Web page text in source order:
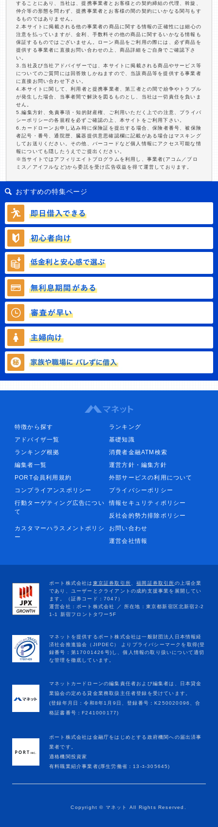
することにあり、当社は、提携事業者とお客様との契約締結の代理、斡旋、
仲介等の形態を問わず、提携事業者とお客様の間の契約にいかなる関与もす
るものではありません。
2.本サイトに掲載される他の事業者の商品に関する情報の正確性には細心の
注意を払っていますが、金利、手数料その他の商品に関するいかなる情報も
保証するものではございません。ローン商品をご利用の際には、必ず商品を
提供する事業者に直接お問い合わせの上、商品詳細をご自身でご確認下さ
い。
3.当社及び当社アドバイザーでは、本サイトに掲載される商品やサービス等
についてのご質問には回答致しかねますので、当該商品等を提供する事業者
に直接お問い合わせ下さい。
4.本サイトに関して、利用者と提携事業者、第三者との間で紛争やトラブル
が発生した場合、当事者間で解決を図るものとし、当社は一切責任を負いま
せん。
5.編集方針、免責事項・知的財産権、ご利用いただく上での注意、プライバ
シーポリシーの各規程を必ずご確認の上、本サイトをご利用下さい。
6.カードローンお申し込み時に保険証を提出する場合、保険者番号、被保険
者記号・番号、通院歴、臓器提供意思確認欄に記載がある場合はマスキング
してお送りください。その他、バーコードなど個人情報にアクセス可能な情
報についても隠したうえでご提出ください。
※当サイトではアフィリエイトプログラムを利用し、事業者(アコム／プロ
ミス／アイフルなど)から委託を受け広告収益を得て運営しております。
おすすめの特集ページ
特徴から探す
ランキング
アドバイザ一覧
基礎知識
ランキング根拠
消費者金融ATM検索
編集者一覧
運営方針・編集方針
PORT会員利用規約
外部サービスの利用について
コンプライアンスポリシー
プライバシーポリシー
行動ターゲティング広告につい
て
情報セキュリティポリシー
反社会的勢力排除ポリシー
カスタマーハラスメントポリシ
ー
お問い合わせ
運営会社情報
マネットカードローンの編集責任者および編集者は、日本貸金
業協会の定める貸金業務取扱主任者登録を受けています。
(登録年月日：令和8年1月9日、登録番号：K250020096、合
格証書番号：F241000177)
ポート株式会社は金融庁をはじめとする政府機関への届出済事
業者です。
適格機関投資家
有料職業紹介事業者(厚生労働省：13-ﾕ-305645)